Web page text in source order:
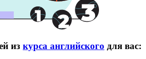
из курса английского для вас: